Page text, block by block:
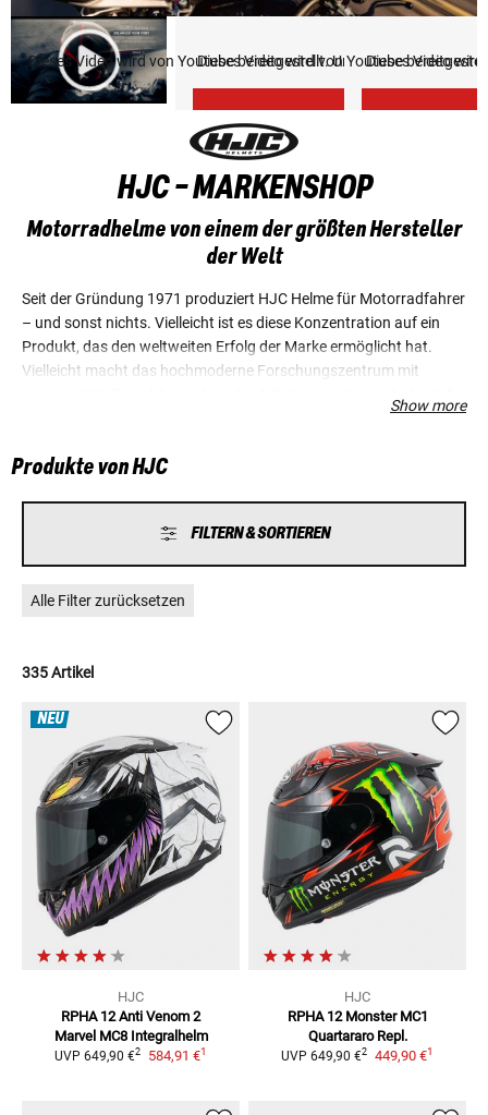
Dieses Video wird von Youtube bereitgestellt. Um es abspielen zu
Dieses Video wird von YoutubeDieses Video
HJC - MARKENSHOP
Motorradhelme von einem der größten Hersteller
der Welt
Seit der Gründung 1971 produziert HJC Helme für Motorradfahrer
– und sonst nichts. Vielleicht ist es diese Konzentration auf ein
Produkt, das den weltweiten Erfolg der Marke ermöglicht hat.
Vielleicht macht das hochmoderne Forschungszentrum mit
Design und die hohe Fertigungsqualität eine Rolle. Jedenfalls ist
Helmhersteller der Welt. Die Top-Produktlinie HJC RPHA kann sich
Show more
Produkte von HJC
FILTERN & SORTIEREN
Alle Filter zurücksetzen
335 Artikel
NEU
HJC
RPHA 12 Anti Venom 2
Marvel MC8 Integralhelm
UVP 649,90 €2 584,91 €1
HJC
RPHA 12 Monster MC1
Quartararo Repl.
UVP 649,90 €2 449,90 €1